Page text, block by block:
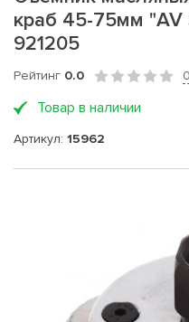
краб 45-75мм "AV
921205
Рейтинг 0.0
Товар в наличии
Артикул: 15962